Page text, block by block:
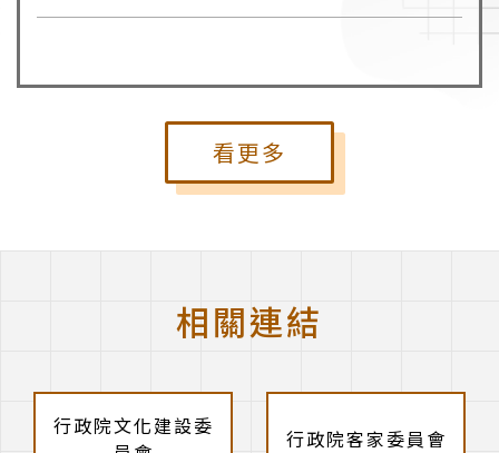
看更多
相關連結
行政院文化建設委
行政院客家委員會